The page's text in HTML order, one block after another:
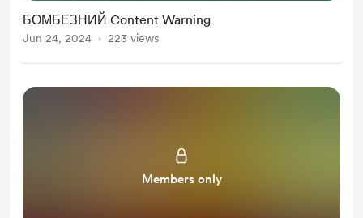
БОМБЕЗНИЙ Content Warning
Jun 24, 2024 223 views
Members only